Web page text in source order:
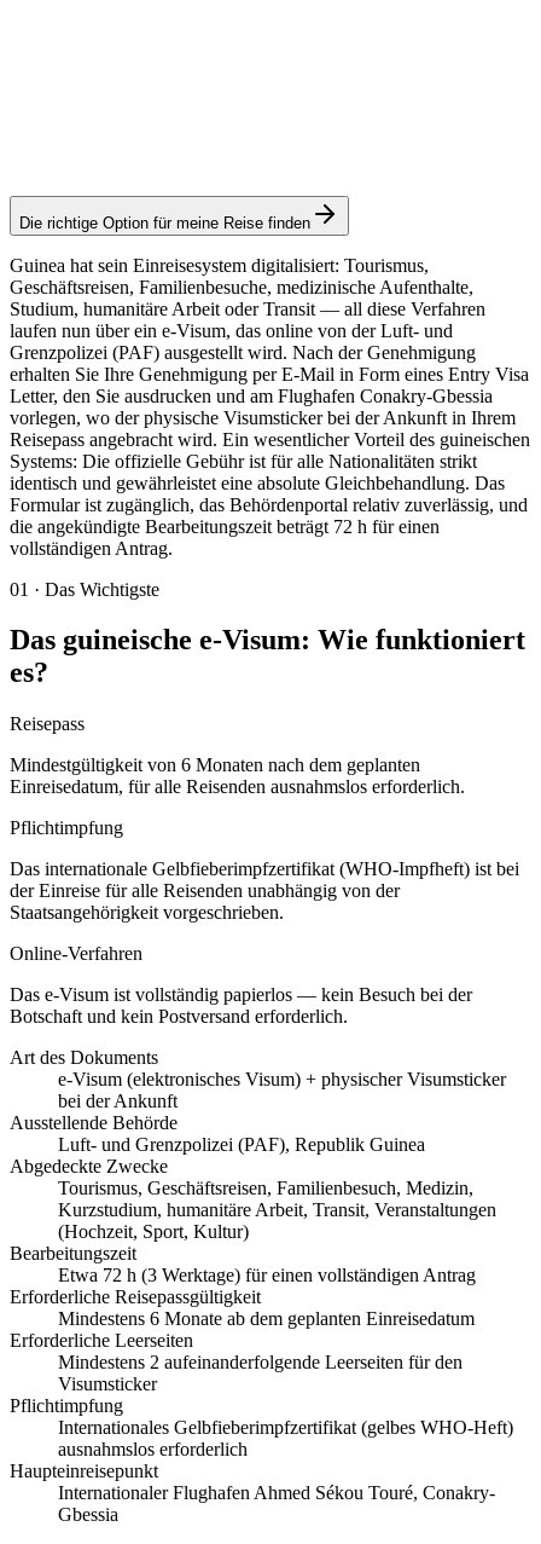
Die richtige Option für meine Reise finden
Guinea hat sein Einreisesystem digitalisiert: Tourismus,
Geschäftsreisen, Familienbesuche, medizinische Aufenthalte,
Studium, humanitäre Arbeit oder Transit — all diese Verfahren
laufen nun über ein e-Visum, das online von der Luft- und
Grenzpolizei (PAF) ausgestellt wird. Nach der Genehmigung
erhalten Sie Ihre Genehmigung per E-Mail in Form eines Entry Visa
Letter, den Sie ausdrucken und am Flughafen Conakry-Gbessia
vorlegen, wo der physische Visumsticker bei der Ankunft in Ihrem
Reisepass angebracht wird. Ein wesentlicher Vorteil des guineischen
Systems: Die offizielle Gebühr ist für alle Nationalitäten strikt
identisch und gewährleistet eine absolute Gleichbehandlung. Das
Formular ist zugänglich, das Behördenportal relativ zuverlässig, und
die angekündigte Bearbeitungszeit beträgt 72 h für einen
vollständigen Antrag.
01 · Das Wichtigste
Das guineische e-Visum: Wie funktioniert
es?
Reisepass
Mindestgültigkeit von 6 Monaten nach dem geplanten
Einreisedatum, für alle Reisenden ausnahmslos erforderlich.
Pflichtimpfung
Das internationale Gelbfieberimpfzertifikat (WHO-Impfheft) ist bei
der Einreise für alle Reisenden unabhängig von der
Staatsangehörigkeit vorgeschrieben.
Online-Verfahren
Das e-Visum ist vollständig papierlos — kein Besuch bei der
Botschaft und kein Postversand erforderlich.
Art des Dokuments
e-Visum (elektronisches Visum) + physischer Visumsticker
bei der Ankunft
Ausstellende Behörde
Luft- und Grenzpolizei (PAF), Republik Guinea
Abgedeckte Zwecke
Tourismus, Geschäftsreisen, Familienbesuch, Medizin,
Kurzstudium, humanitäre Arbeit, Transit, Veranstaltungen
(Hochzeit, Sport, Kultur)
Bearbeitungszeit
Etwa 72 h (3 Werktage) für einen vollständigen Antrag
Erforderliche Reisepassgültigkeit
Mindestens 6 Monate ab dem geplanten Einreisedatum
Erforderliche Leerseiten
Mindestens 2 aufeinanderfolgende Leerseiten für den
Visumsticker
Pflichtimpfung
Internationales Gelbfieberimpfzertifikat (gelbes WHO-Heft)
ausnahmslos erforderlich
Haupteinreisepunkt
Internationaler Flughafen Ahmed Sékou Touré, Conakry-
Gbessia